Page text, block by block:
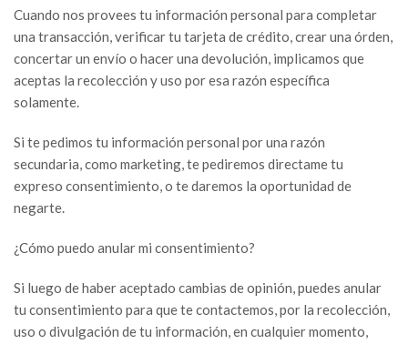
Cuando nos provees tu información personal para completar
una transacción, verificar tu tarjeta de crédito, crear una órden,
concertar un envío o hacer una devolución, implicamos que
aceptas la recolección y uso por esa razón específica
solamente.
Si te pedimos tu información personal por una razón
secundaria, como marketing, te pediremos directame tu
expreso consentimiento, o te daremos la oportunidad de
negarte.
¿Cómo puedo anular mi consentimiento?
Si luego de haber aceptado cambias de opinión, puedes anular
tu consentimiento para que te contactemos, por la recolección,
uso o divulgación de tu información, en cualquier momento,